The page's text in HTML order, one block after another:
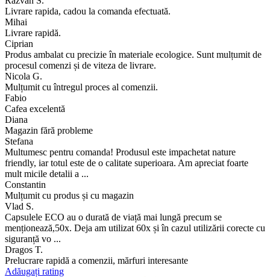
Livrare rapida, cadou la comanda efectuată.
Mihai
Livrare rapidă.
Ciprian
Produs ambalat cu precizie în materiale ecologice. Sunt mulțumit de
procesul comenzi și de viteza de livrare.
Nicola G.
Mulțumit cu întregul proces al comenzii.
Fabio
Cafea excelentă
Diana
Magazin fără probleme
Stefana
Multumesc pentru comanda! Produsul este impachetat nature
friendly, iar totul este de o calitate superioara. Am apreciat foarte
mult micile detalii a ...
Constantin
Mulțumit cu produs și cu magazin
Vlad S.
Capsulele ECO au o durată de viață mai lungă precum se
menționează,50x. Deja am utilizat 60x și în cazul utilizării corecte cu
siguranță vo ...
Dragos T.
Prelucrare rapidă a comenzii, mărfuri interesante
Adăugați rating